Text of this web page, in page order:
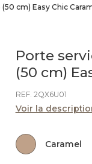
cm) Easy Chic
Porte
(50 cm)
REF. 2QX6U01
Voir la
Caramel